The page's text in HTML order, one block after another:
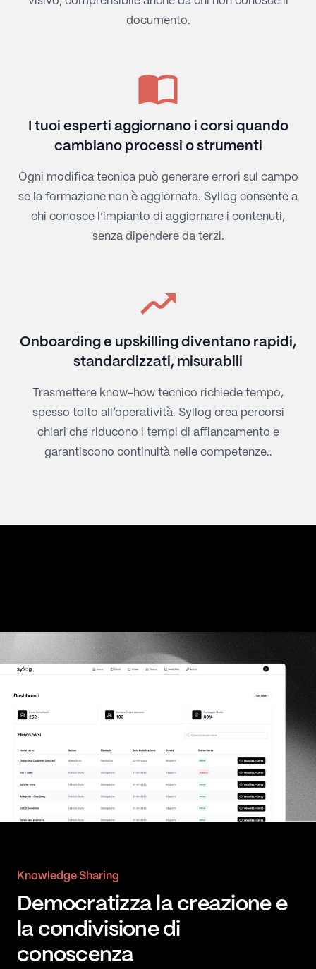
documento.
I tuoi esperti aggiornano i corsi quando
cambiano processi o strumenti
Ogni modifica tecnica può generare errori sul campo
se la formazione non è aggiornata. Syllog consente a
chi conosce l’impianto di aggiornare i contenuti,
senza dipendere da terzi.
Onboarding e upskilling diventano rapidi,
standardizzati, misurabili
Trasmettere know-how tecnico richiede tempo,
spesso tolto all’operatività. Syllog crea percorsi
chiari che riducono i tempi di affiancamento e
garantiscono continuità nelle competenze..
Knowledge Sharing
Democratizza la creazione e
la condivisione di
conoscenza